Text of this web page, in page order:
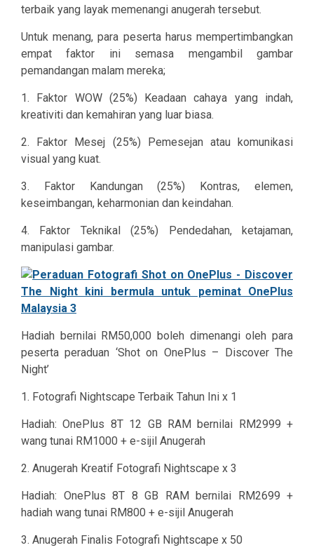
terbaik yang layak memenangi anugerah tersebut.
Untuk menang, para peserta harus mempertimbangkan
empat faktor ini semasa mengambil gambar
pemandangan malam mereka;
1. Faktor WOW (25%) Keadaan cahaya yang indah,
kreativiti dan kemahiran yang luar biasa.
2. Faktor Mesej (25%) Pemesejan atau komunikasi
visual yang kuat.
3. Faktor Kandungan (25%) Kontras, elemen,
keseimbangan, keharmonian dan keindahan.
4. Faktor Teknikal (25%) Pendedahan, ketajaman,
manipulasi gambar.
Hadiah bernilai RM50,000 boleh dimenangi oleh para
peserta peraduan ‘Shot on OnePlus – Discover The
Night’
1. Fotografi Nightscape Terbaik Tahun Ini x 1
Hadiah: OnePlus 8T 12 GB RAM bernilai RM2999 +
wang tunai RM1000 + e-sijil Anugerah
2. Anugerah Kreatif Fotografi Nightscape x 3
Hadiah: OnePlus 8T 8 GB RAM bernilai RM2699 +
hadiah wang tunai RM800 + e-sijil Anugerah
3. Anugerah Finalis Fotografi Nightscape x 50